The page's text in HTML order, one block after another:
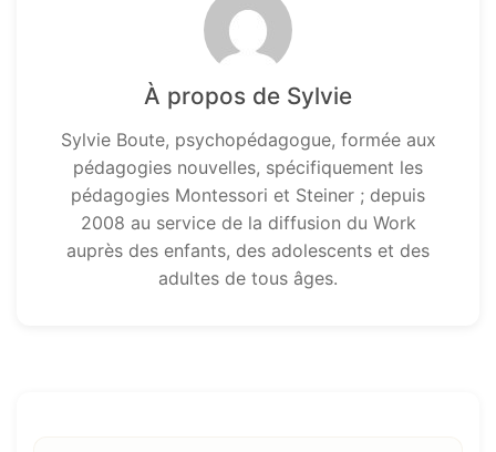
À propos de Sylvie
Sylvie Boute, psychopédagogue, formée aux
pédagogies nouvelles, spécifiquement les
pédagogies Montessori et Steiner ; depuis
2008 au service de la diffusion du Work
auprès des enfants, des adolescents et des
adultes de tous âges.